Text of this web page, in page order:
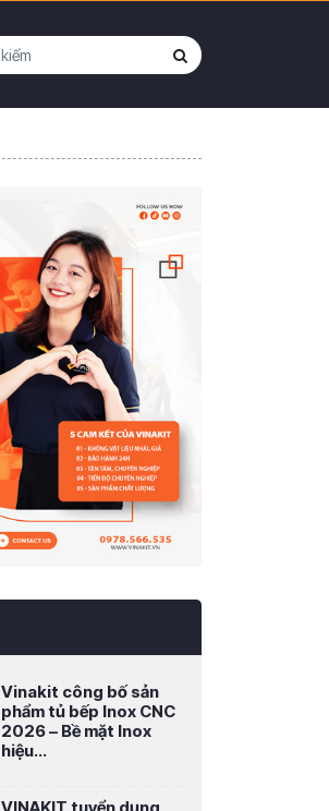
Vinakit công bố sản
phẩm tủ bếp Inox CNC
2026 – Bề mặt Inox
hiệu...